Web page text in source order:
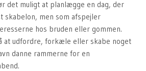
det muligt at planlægge en dag, der
skabelon, men som afspejler
hos bruden eller gommen.
at udfordre, forkæle eller skabe noget
danne rammerne for en